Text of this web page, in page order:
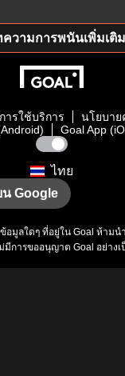
วามการพนันเพิ่มเติม
ารใช้บริการ
นโยบาย
Goal App
ไทย
Google
ข้อมูลใดๆ ที่อยู่ใน Goal ห้ามน
มีการขออนุญาต Goal อย่าง